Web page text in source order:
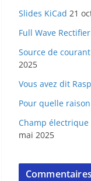
Slides KiCad 21
Full Wave Rectifier
Source de
2025
Vous avez dit
Pour quelle
Champ
mai 2025
Commentaires